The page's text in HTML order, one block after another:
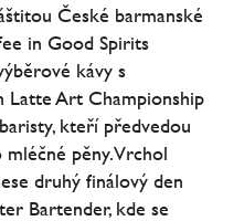
České barmanské
in Good Spirits
kávy s
Latte Art Championship
kteří předvedou
pěny. Vrchol
druhý finálový den
Bartender, kde se